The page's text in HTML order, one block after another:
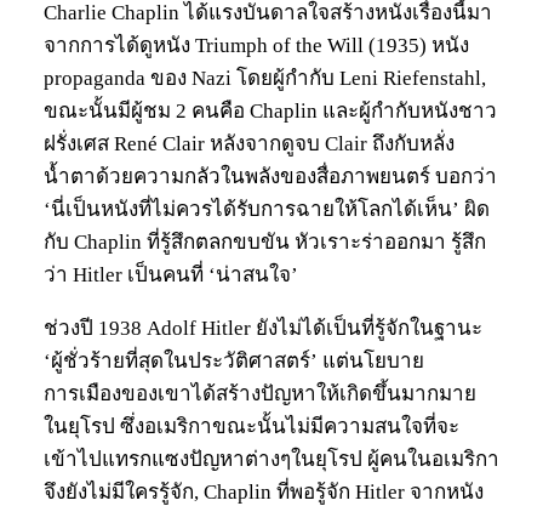
Charlie Chaplin ได้แรงบันดาลใจสร้างหนังเรื่องนี้มา
จากการได้ดูหนัง Triumph of the Will (1935) หนัง
propaganda ของ Nazi โดยผู้กำกับ Leni Riefenstahl,
ขณะนั้นมีผู้ชม 2 คนคือ Chaplin และผู้กำกับหนังชาว
ฝรั่งเศส René Clair หลังจากดูจบ Clair ถึงกับหลั่ง
น้ำตาด้วยความกลัวในพลังของสื่อภาพยนตร์ บอกว่า
‘นี่เป็นหนังที่ไม่ควรได้รับการฉายให้โลกได้เห็น’ ผิด
กับ Chaplin ที่รู้สึกตลกขบขัน หัวเราะร่าออกมา รู้สึก
ว่า Hitler เป็นคนที่ ‘น่าสนใจ’
ช่วงปี 1938 Adolf Hitler ยังไม่ได้เป็นที่รู้จักในฐานะ
‘ผู้ชั่วร้ายที่สุดในประวัติศาสตร์’ แต่นโยบาย
การเมืองของเขาได้สร้างปัญหาให้เกิดขึ้นมากมาย
ในยุโรป ซึ่งอเมริกาขณะนั้นไม่มีความสนใจที่จะ
เข้าไปแทรกแซงปัญหาต่างๆในยุโรป ผู้คนในอเมริกา
จึงยังไม่มีใครรู้จัก, Chaplin ที่พอรู้จัก Hitler จากหนัง